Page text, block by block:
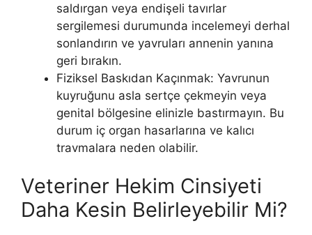
saldırgan veya endişeli tavırlar
sergilemesi durumunda incelemeyi derhal
sonlandırın ve yavruları annenin yanına
geri bırakın.
Fiziksel Baskıdan Kaçınmak: Yavrunun
kuyruğunu asla sertçe çekmeyin veya
genital bölgesine elinizle bastırmayın. Bu
durum iç organ hasarlarına ve kalıcı
travmalara neden olabilir.
Veteriner Hekim Cinsiyeti
Daha Kesin Belirleyebilir Mi?